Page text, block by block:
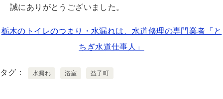
誠にありがとうございました。
栃木のトイレのつまり・水漏れは、水道修理の専門業者「と
ちぎ水道仕事人」
タグ 水漏れ 浴室 益子町